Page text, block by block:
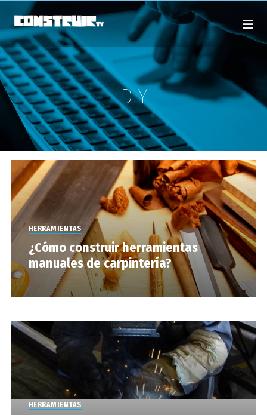
DIY
HERRAMIENTAS
¿Cómo construir herramientas
manuales de carpintería?
HERRAMIENTAS